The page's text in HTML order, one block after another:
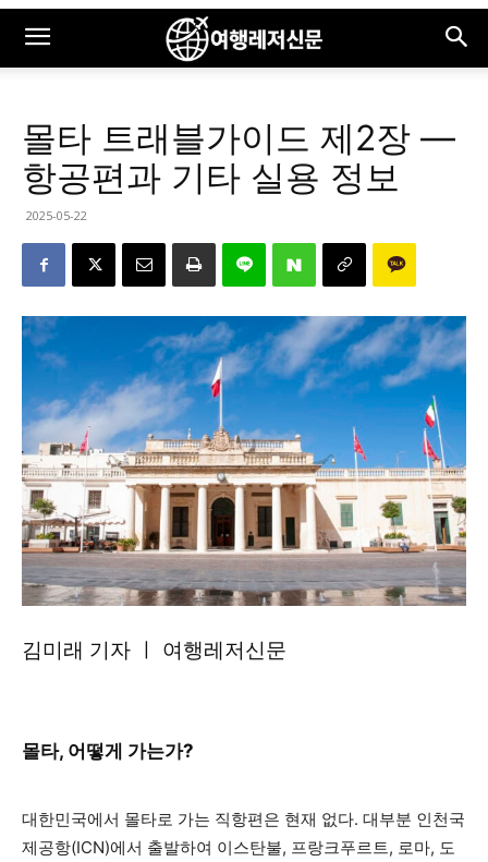
몰타 트래블가이드 제2장 —
항공편과 기타 실용 정보
2025-05-22
김미래 기자 ㅣ 여행레저신문
몰타, 어떻게 가는가?
대한민국에서 몰타로 가는 직항편은 현재 없다. 대부분 인천국
제공항(ICN)에서 출발하여 이스탄불, 프랑크푸르트, 로마, 도